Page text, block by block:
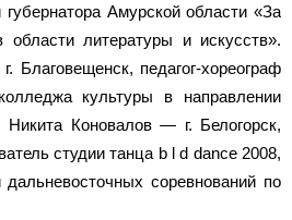
Амурской области «За
литературы и искусств».
Благовещенск, педагог-хореограф
культуры в направлении
Коновалов — г. Белогорск,
студии танца b l d dance 2008,
дальневосточных соревнований по